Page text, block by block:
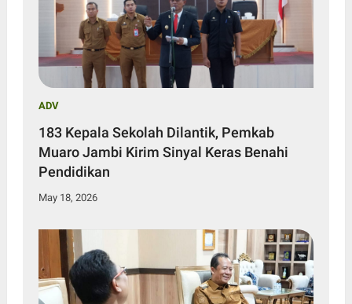
ADV
183 Kepala Sekolah Dilantik, Pemkab
Muaro Jambi Kirim Sinyal Keras Benahi
Pendidikan
May 18, 2026